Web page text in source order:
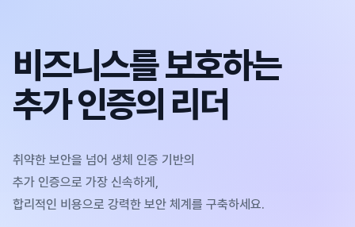
비즈니스를 보호하는
추가 인증의 리더
취약한 보안을 넘어 생체 인증 기반의
추가 인증으로 가장 신속하게,
합리적인 비용으로 강력한 보안 체계를 구축하세요.